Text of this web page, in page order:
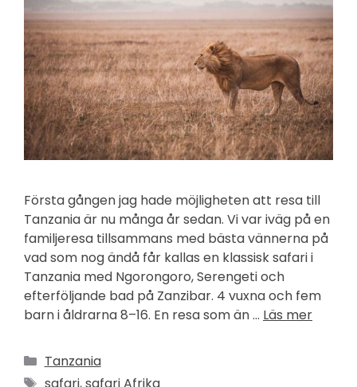
Första gången jag hade möjligheten att resa till
Tanzania är nu många år sedan. Vi var iväg på en
familjeresa tillsammans med bästa vännerna på
vad som nog ändå får kallas en klassisk safari i
Tanzania med Ngorongoro, Serengeti och
efterföljande bad på Zanzibar. 4 vuxna och fem
barn i åldrarna 8–16. En resa som än … Läs mer
Kategorier
Tanzania
Etiketter
safari,safari Afrika